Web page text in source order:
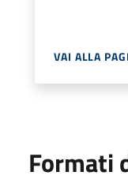
VAI ALLA
Formati